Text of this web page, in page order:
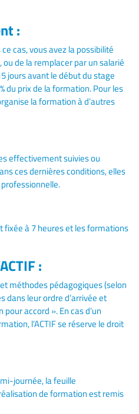
:
cas, vous avez la possibilité
de la remplacer par un salarié
jours avant le début du stage
du prix de la formation. Pour les
la formation à d’autres
effectivement suivies ou
ces dernières conditions, elles
à 7 heures et les formations
:
méthodes pédagogiques (selon
dans leur ordre d’arrivée et
accord ». En cas d’un
l’ACTIF se réserve le droit
journée, la feuille
de formation est remis